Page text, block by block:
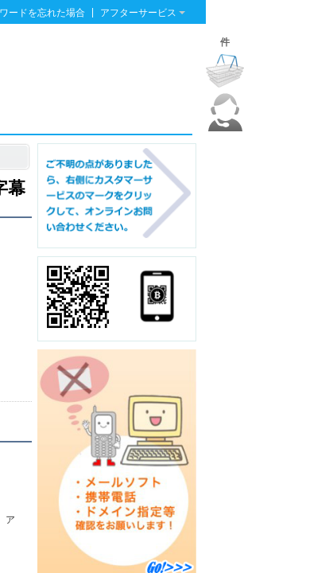
ードを忘れた場合 アフターサービス
件
幕
ア